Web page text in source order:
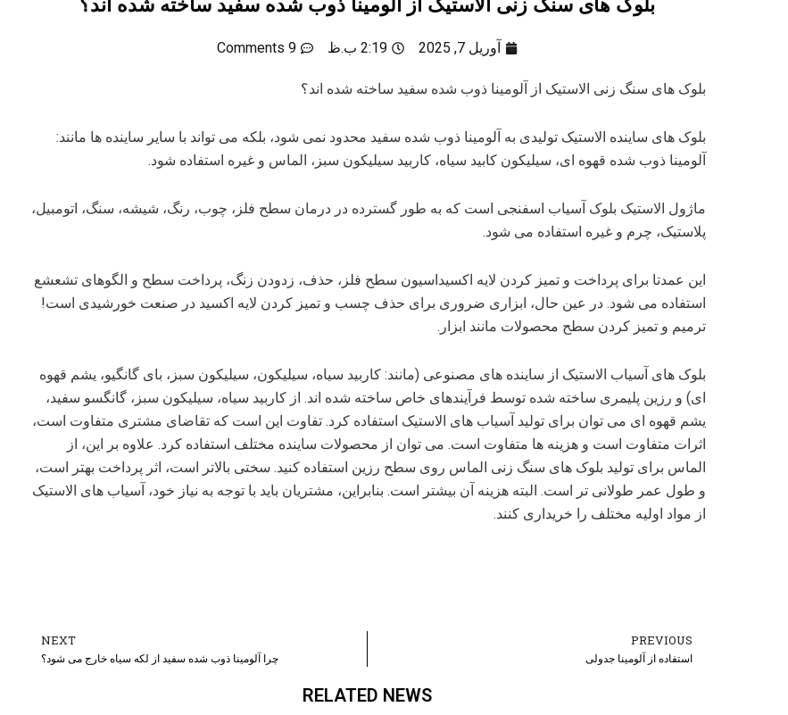
آوریل 7, 2025 2:19 ب.ظ 9 Comments
بلوک های سنگ زنی الاستیک از آلومینا ذوب شده سفید ساخته شده اند؟
بلوک های ساینده الاستیک تولیدی به آلومینا ذوب شده سفید محدود نمی شود، بلکه می تواند با سایر ساینده ها مانند:
آلومینا ذوب شده قهوه ای، سیلیکون کابید سیاه، کاربید سیلیکون سبز، الماس و غیره استفاده شود.
ماژول الاستیک بلوک آسیاب اسفنجی است که به طور گسترده در درمان سطح فلز، چوب، رنگ، شیشه، سنگ، اتومبیل،
پلاستیک، چرم و غیره استفاده می شود.
این عمدتا برای پرداخت و تمیز کردن لایه اکسیداسیون سطح فلز، حذف، زدودن زنگ، پرداخت سطح و الگوهای تشعشع
استفاده می شود. در عین حال، ابزاری ضروری برای حذف چسب و تمیز کردن لایه اکسید در صنعت خورشیدی است!
ترمیم و تمیز کردن سطح محصولات مانند ابزار.
بلوک های آسیاب الاستیک از ساینده های مصنوعی (مانند: کاربید سیاه، سیلیکون، سیلیکون سبز، بای گانگیو، یشم قهوه
ای) و رزین پلیمری ساخته شده توسط فرآیندهای خاص ساخته شده اند. از کاربید سیاه، سیلیکون سبز، گانگسو سفید،
یشم قهوه ای می توان برای تولید آسیاب های الاستیک استفاده کرد. تفاوت این است که تقاضای مشتری متفاوت است،
اثرات متفاوت است و هزینه ها متفاوت است. می توان از محصولات ساینده مختلف استفاده کرد. علاوه بر این، از
الماس برای تولید بلوک های سنگ زنی الماس روی سطح رزین استفاده کنید. سختی بالاتر است، اثر پرداخت بهتر است،
و طول عمر طولانی تر است. البته هزینه آن بیشتر است. بنابراین، مشتریان باید با توجه به نیاز خود، آسیاب های الاستیک
از مواد اولیه مختلف را خریداری کنند.
Prev
PREVIOUS
استفاده از آلومینا جدولی
NEXT
چرا آلومینا ذوب شده سفید از لکه سیاه خارج می شود؟
RELATED NEWS